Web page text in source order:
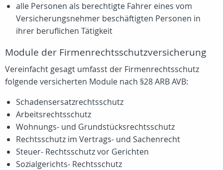
alle Personen als berechtigte Fahrer eines vom
Versicherungsnehmer beschäftigten Personen in
ihrer beruflichen Tätigkeit
Module der Firmenrechtsschutzversicherung
Vereinfacht gesagt umfasst der Firmenrechtsschutz
folgende versicherten Module nach §28 ARB AVB:
Schadensersatzrechtsschutz
Arbeitsrechtsschutz
Wohnungs- und Grundstücksrechtsschutz
Rechtsschutz im Vertrags- und Sachenrecht
Steuer- Rechtsschutz vor Gerichten
Sozialgerichts- Rechtsschutz